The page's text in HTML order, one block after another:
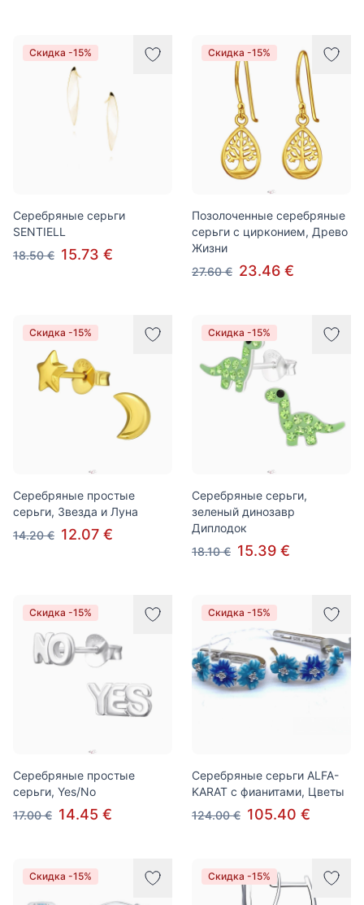
Скидка -15%
Серебряные серьги
SENTIELL
18.50 € 15.73 €
Скидка -15%
Позолоченные серебряные
серьги с цирконием, Древо
Жизни
27.60 € 23.46 €
Скидка -15%
Серебряные простые
серьги, Звезда и Луна
14.20 € 12.07 €
Скидка -15%
Серебряные серьги,
зеленый динозавр
Диплодок
18.10 € 15.39 €
Скидка -15%
Серебряные простые
серьги, Yes/No
17.00 € 14.45 €
Скидка -15%
Серебряные серьги ALFA-
KARAT с фианитами, Цветы
124.00 € 105.40 €
Скидка -15% Скидка -15%